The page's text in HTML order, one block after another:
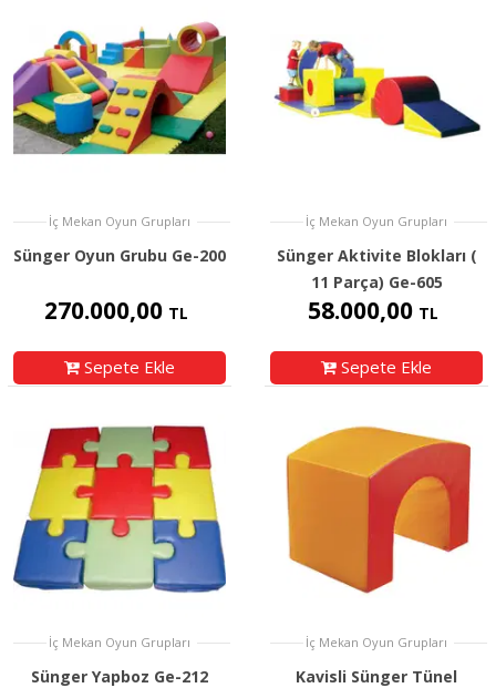
İç Mekan Oyun Grupları
Sünger Oyun Grubu Ge-200
270.000,00 TL
Sepete Ekle
İç Mekan Oyun Grupları
Sünger Aktivite Blokları (
11 Parça) Ge-605
58.000,00 TL
Sepete Ekle
İç Mekan Oyun Grupları
Sünger Yapboz Ge-212
İç Mekan Oyun Grupları
Kavisli Sünger Tünel